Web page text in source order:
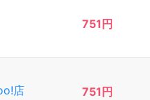
751円
店 751円